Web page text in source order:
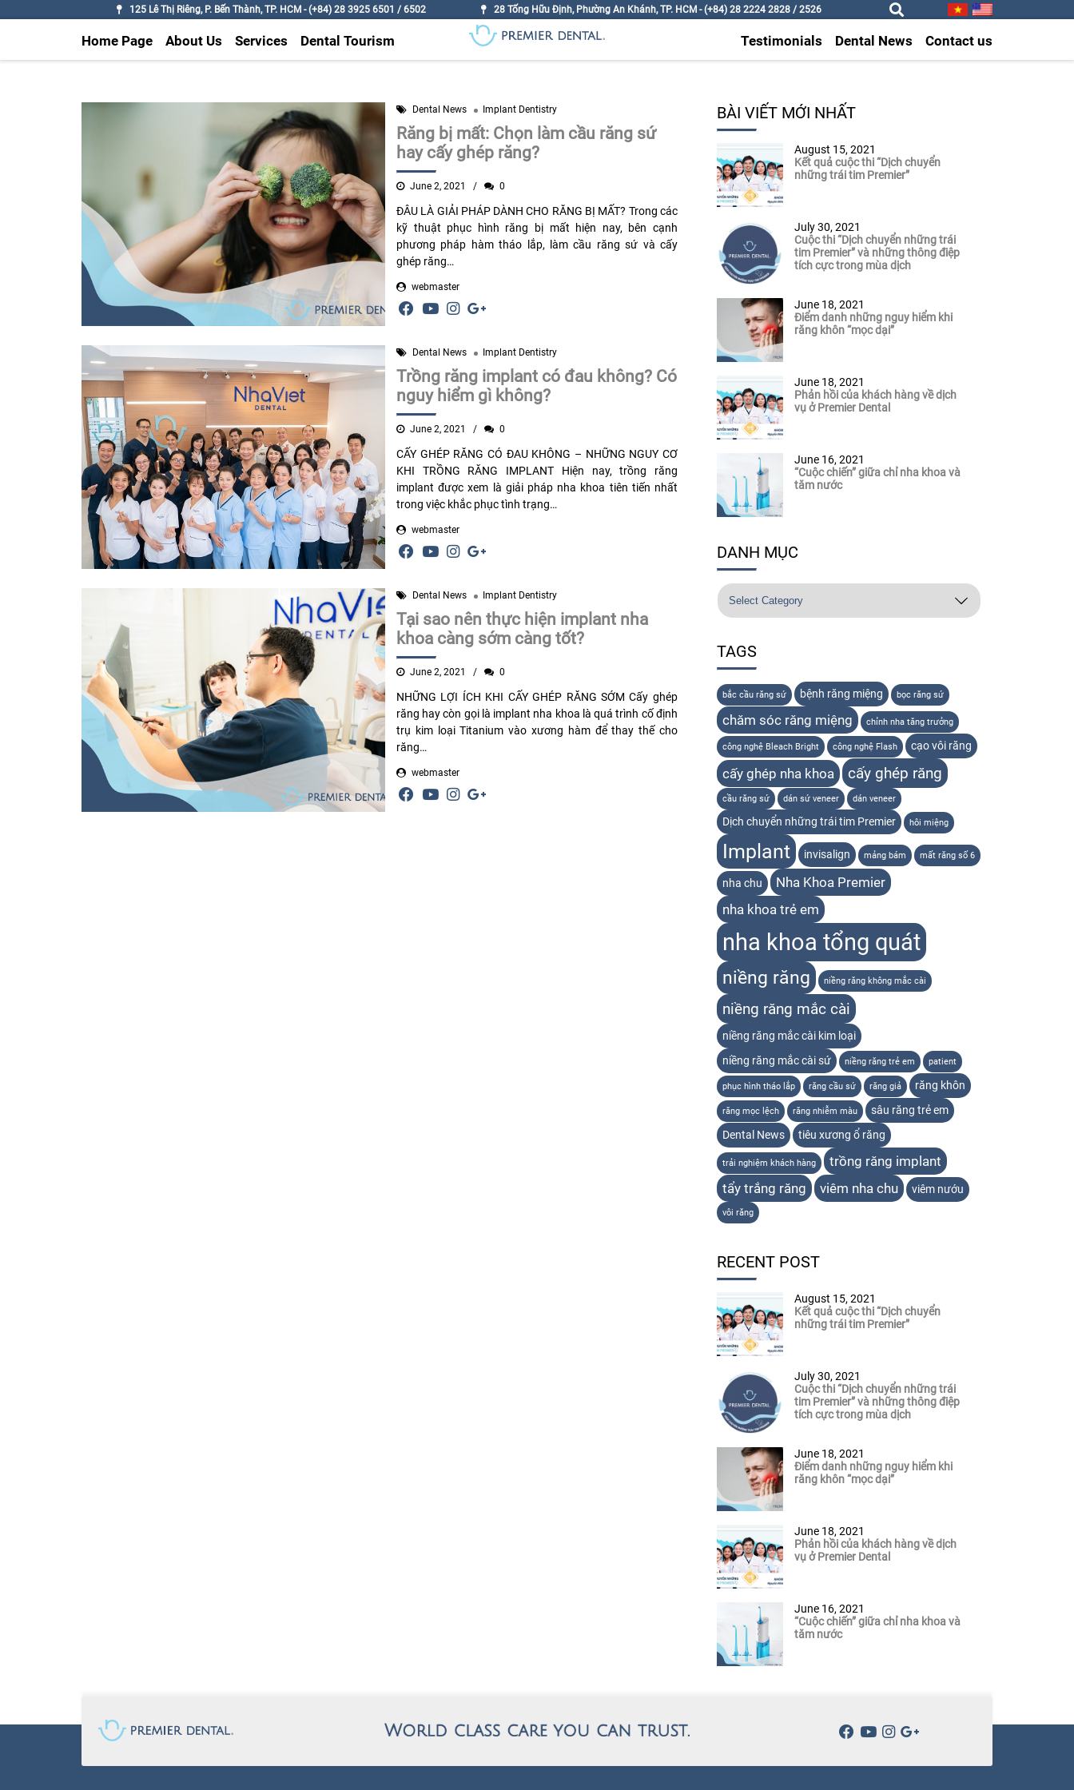
125 Lê Thị Riêng, P. Bến Thành, TP. HCM - (+84) 28 3925 6501 / 6502 28 Tống Hữu Định, Phường An Khánh, TP. HCM - (+84) 28 2224 2828 / 2526
Home Page About Us Services Dental Tourism Testimonials Dental News Contact us
Dental News Implant Dentistry
Răng bị mất: Chọn làm cầu răng sứ
hay cấy ghép răng?
June 2, 2021 0
ĐÂU LÀ GIẢI PHÁP DÀNH CHO RĂNG BỊ MẤT? Trong các
kỹ thuật phục hình răng bị mất hiện nay, bên cạnh
phương pháp hàm tháo lắp, làm cầu răng sứ và cấy
ghép răng…
webmaster
Dental News Implant Dentistry
Trồng răng implant có đau không? Có
nguy hiểm gì không?
June 2, 2021 0
CẤY GHÉP RĂNG CÓ ĐAU KHÔNG – NHỮNG NGUY CƠ
KHI TRỒNG RĂNG IMPLANT Hiện nay, trồng răng
implant được xem là giải pháp nha khoa tiên tiến nhất
trong việc khắc phục tình trạng…
webmaster
Dental News Implant Dentistry
Tại sao nên thực hiện implant nha
khoa càng sớm càng tốt?
June 2, 2021 0
NHỮNG LỢI ÍCH KHI CẤY GHÉP RĂNG SỚM Cấy ghép
răng hay còn gọi là implant nha khoa là quá trình cố định
trụ kim loại Titanium vào xương hàm để thay thế cho
răng…
webmaster
BÀI VIẾT MỚI NHẤT
August 15, 2021
Kết quả cuộc thi “Dịch chuyển
những trái tim Premier”
July 30, 2021
Cuộc thi “Dịch chuyển những trái
tim Premier” và những thông điệp
tích cực trong mùa dịch
June 18, 2021
Điểm danh những nguy hiểm khi
răng khôn “mọc dại”
June 18, 2021
Phản hồi của khách hàng về dịch
vụ ở Premier Dental
June 16, 2021
“Cuộc chiến” giữa chỉ nha khoa và
tăm nước
DANH MỤC
TAGS
bắc cầu răng sứ bệnh răng miệng bọc răng sứ
chăm sóc răng miệng chỉnh nha tăng trưởng
công nghệ Bleach Bright công nghệ Flash cạo vôi răng
cấy ghép nha khoa cấy ghép răng
cầu răng sứ dán sứ veneer dán veneer
Dịch chuyển những trái tim Premier hôi miệng
Implant invisalign mảng bám mất răng số 6
nha chu
Nha Khoa Premier
nha khoa trẻ em
nha khoa tổng quát
niềng răng niềng răng không mắc cài
niềng răng mắc cài
niềng răng mắc cài kim loại
niềng răng mắc cài sứ
niềng răng trẻ em patient
phục hình tháo lắp răng cầu sứ răng giả răng khôn
răng mọc lệch răng nhiễm màu
sâu răng trẻ em
Dental News
tiêu xương ổ răng
trải nghiệm khách hàng
trồng răng implant
tẩy trắng răng
viêm nha chu viêm nướu
vôi răng
RECENT POST
August 15, 2021
Kết quả cuộc thi “Dịch chuyển
những trái tim Premier”
July 30, 2021
Cuộc thi “Dịch chuyển những trái
tim Premier” và những thông điệp
tích cực trong mùa dịch
June 18, 2021
Điểm danh những nguy hiểm khi
răng khôn “mọc dại”
June 18, 2021
Phản hồi của khách hàng về dịch
vụ ở Premier Dental
June 16, 2021
“Cuộc chiến” giữa chỉ nha khoa và
tăm nước